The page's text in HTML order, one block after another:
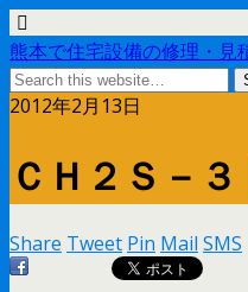
熊本で住宅設備の修理・見
2012年2月13日
ＣＨ２Ｓ－
Share Tweet Pin Mail SMS